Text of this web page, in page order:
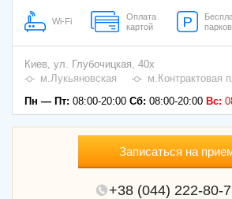
Wi-Fi
Оплата
картой
Киев, ул. Глубочицкая, 40х
м.Лукьяновская
м.Контрактовая
Пн — Пт: 08:00-20:00 Сб: 08:00-20:00 Вс:
Записаться на
+38 (044) 222-80-